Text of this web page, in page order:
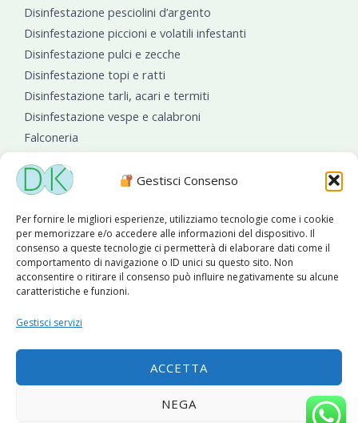
Gestisci Consenso
Per fornire le migliori esperienze, utilizziamo tecnologie come i cookie
per memorizzare e/o accedere alle informazioni del dispositivo. Il
consenso a queste tecnologie ci permetterà di elaborare dati come il
comportamento di navigazione o ID unici su questo sito. Non
acconsentire o ritirare il consenso può influire negativamente su alcune
caratteristiche e funzioni.
Gestisci servizi
ACCETTA
NEGA
Disinfestazione pesciolini d’argento
Disinfestazione piccioni e volatili infestanti
Disinfestazione pulci e zecche
Disinfestazione topi e ratti
Disinfestazione tarli, acari e termiti
Disinfestazione vespe e calabroni
Falconeria
Sanificazioni ambientali
Copyright © 2026 Diseko Group Srls |
|Sito web